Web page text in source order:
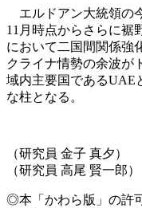
エルドアン大統領の
11月時点からさらに裾
において二国間関係強
クライナ情勢の余波が
域内主要国であるUAE
な柱となる。
（研究員 金子 真夕）
（研究員 高尾 賢一郎）
◎本「かわら版」の許